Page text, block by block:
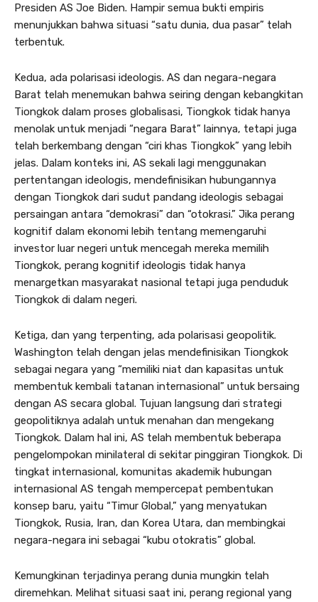
Presiden AS Joe Biden. Hampir semua bukti empiris
menunjukkan bahwa situasi “satu dunia, dua pasar” telah
terbentuk.
Kedua, ada polarisasi ideologis. AS dan negara-negara
Barat telah menemukan bahwa seiring dengan kebangkitan
Tiongkok dalam proses globalisasi, Tiongkok tidak hanya
menolak untuk menjadi “negara Barat” lainnya, tetapi juga
telah berkembang dengan “ciri khas Tiongkok” yang lebih
jelas. Dalam konteks ini, AS sekali lagi menggunakan
pertentangan ideologis, mendefinisikan hubungannya
dengan Tiongkok dari sudut pandang ideologis sebagai
persaingan antara “demokrasi” dan “otokrasi.” Jika perang
kognitif dalam ekonomi lebih tentang memengaruhi
investor luar negeri untuk mencegah mereka memilih
Tiongkok, perang kognitif ideologis tidak hanya
menargetkan masyarakat nasional tetapi juga penduduk
Tiongkok di dalam negeri.
Ketiga, dan yang terpenting, ada polarisasi geopolitik.
Washington telah dengan jelas mendefinisikan Tiongkok
sebagai negara yang “memiliki niat dan kapasitas untuk
membentuk kembali tatanan internasional” untuk bersaing
dengan AS secara global. Tujuan langsung dari strategi
geopolitiknya adalah untuk menahan dan mengekang
Tiongkok. Dalam hal ini, AS telah membentuk beberapa
pengelompokan minilateral di sekitar pinggiran Tiongkok. Di
tingkat internasional, komunitas akademik hubungan
internasional AS tengah mempercepat pembentukan
konsep baru, yaitu “Timur Global,” yang menyatukan
Tiongkok, Rusia, Iran, dan Korea Utara, dan membingkai
negara-negara ini sebagai “kubu otokratis” global.
Kemungkinan terjadinya perang dunia mungkin telah
diremehkan. Melihat situasi saat ini, perang regional yang